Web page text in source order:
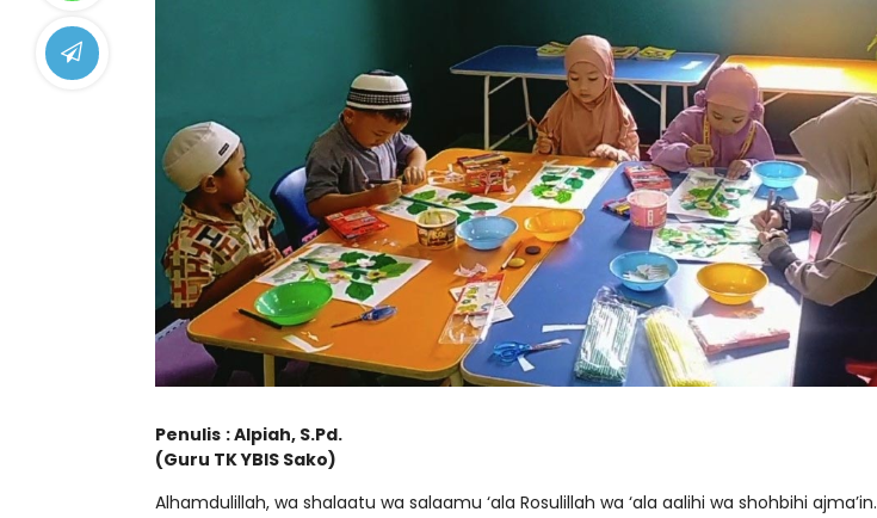
Penulis : Alpiah, S.Pd.
(Guru TK YBIS Sako)
Alhamdulillah, wa shalaatu wa salaamu ‘ala Rosulillah wa ‘ala aalihi wa shohbihi ajma’in.